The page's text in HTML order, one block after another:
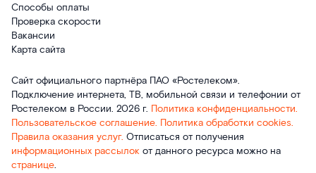
Способы оплаты
Проверка скорости
Вакансии
Карта сайта
Сайт официального партнёра ПАО «Ростелеком».
Подключение интернета, ТВ, мобильной связи и телефонии от
Ростелеком в России. 2026 г. Политика конфиденциальности.
Пользовательское соглашение. Политика обработки cookies.
Правила оказания услуг. Отписаться от получения
информационных рассылок от данного ресурса можно на
странице.